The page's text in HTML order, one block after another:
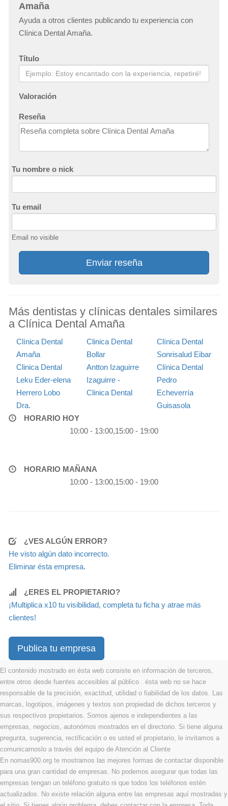
Amaña
Ayuda a otros clientes publicando tu experiencia con
Clínica Dental Amaña.
Título
Valoración
Reseña
Tu nombre o nick
Tu email
Email no visible
Enviar reseña
Más dentistas y clínicas dentales similares
a Clínica Dental Amaña
Clínica Dental
Amaña
Clinica Dental
Bollar
Clínica Dental
Sonrisalud Eibar
Clinica Dental
Leku Eder-elena
Herrero Lobo
Dra.
Antton Izaguirre
Izaguirre -
Clinica Dental
Clínica Dental
Pedro
Echeverría
Guisasola
HORARIO HOY
10:00 - 13:00,15:00 - 19:00
HORARIO MAÑANA
10:00 - 13:00,15:00 - 19:00
¿VES ALGÚN ERROR?
He visto algún dato incorrecto.
Eliminar ésta empresa.
¿ERES EL PROPIETARIO?
¡Multiplica x10 tu visibilidad, completa tu ficha y atrae más
clientes!
Publica tu empresa
El contenido mostrado en ésta web consiste en información de terceros,
entre otros desde fuentes accesibles al público . ésta web no se hace
responsable de la precisión, exactitud, utilidad o fiabilidad de los datos. Las
marcas, logotipos, imágenes y textos son propiedad de dichos terceros y
sus respectivos propietarios. Somos ajenos e independientes a las
empresas, negocios, autonómos mostrados en el directorio. Si tiene alguna
pregunta, sugerencia, rectificación o es usted el propietario, le invitamos a
comunicarnoslo a través del equipo de Atención al Cliente
En nomas900.org te mostramos las mejores formas de contactar disponible
para una gran cantidad de empresas. No podemos asegurar que todas las
empresas tengan un teléfono gratuito ni que todos los teléfonos estén
actualizados. No existe relación alguna entre las empresas aquí mostradas y